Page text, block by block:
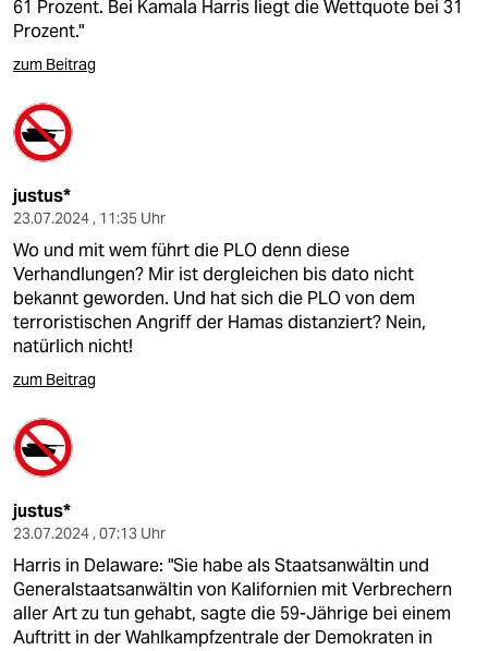
61 Prozent. Bei Kamala Harris liegt die Wettquote bei 31
Prozent."
zum Beitrag
justus*
23.07.2024 , 11:35 Uhr
Wo und mit wem führt die PLO denn diese
Verhandlungen? Mir ist dergleichen bis dato nicht
bekannt geworden. Und hat sich die PLO von dem
terroristischen Angriff der Hamas distanziert? Nein,
natürlich nicht!
zum Beitrag
justus*
23.07.2024 , 07:13 Uhr
Harris in Delaware: "Sie habe als Staatsanwältin und
Generalstaatsanwältin von Kalifornien mit Verbrechern
aller Art zu tun gehabt, sagte die 59-Jährige bei einem
Auftritt in der Wahlkampfzentrale der Demokraten in